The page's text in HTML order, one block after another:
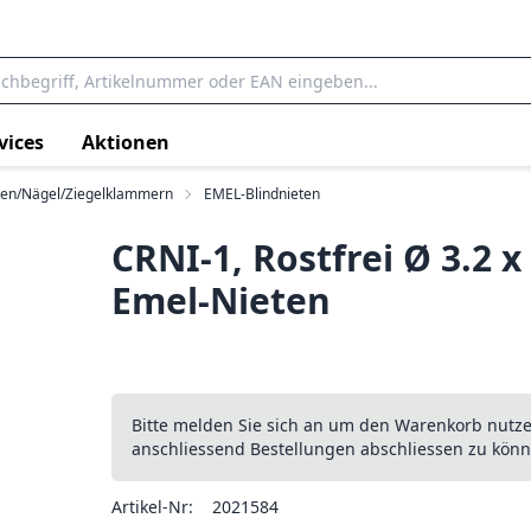
Aktionen
Nägel/Ziegelklammern EMEL-Blindnieten
CRNI-1, Rostfrei Ø 3.2
Emel-Nieten
Bitte melden Sie sich an um den Warenkorb
anschliessend Bestellungen abschliessen zu
Artikel-Nr: 2021584